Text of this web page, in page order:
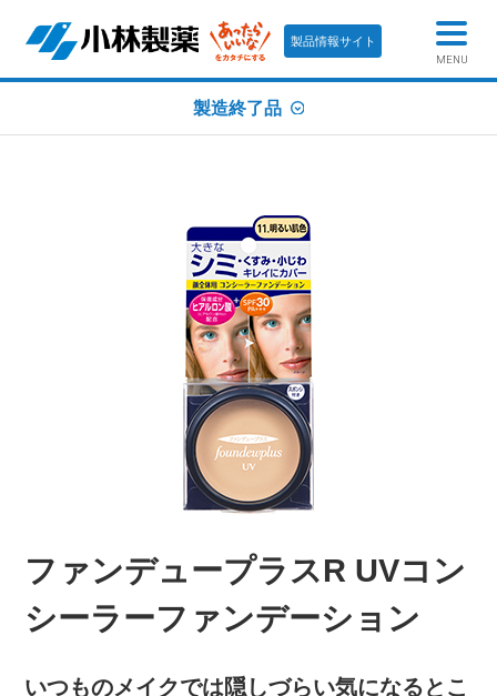
製品情報サイト
MENU
製造終了品
ファンデュープラスR UVコン
シーラーファンデーション
いつものメイクでは隠しづらい気になるとこ